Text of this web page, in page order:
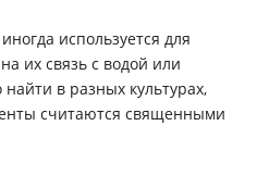
используется для
их связь с водой или
в разных культурах,
считаются священными